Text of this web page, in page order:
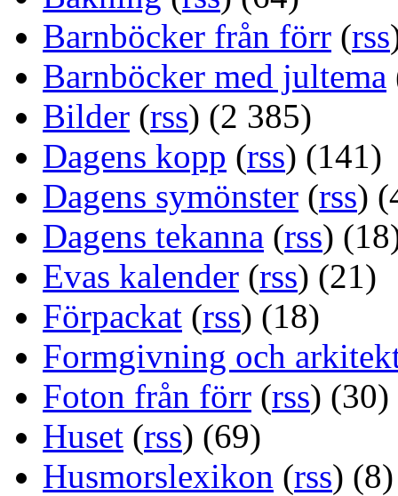
Barnböcker från förr (rss
Barnböcker med jultema
Bilder (rss) (2 385)
Dagens kopp (rss) (141)
Dagens symönster (rss)
Dagens tekanna (rss)
Evas kalender (rss) (21)
Förpackat (rss) (18)
Formgivning och
Foton från förr (rss) (30)
Huset (rss) (69)
Husmorslexikon (rss) (8)